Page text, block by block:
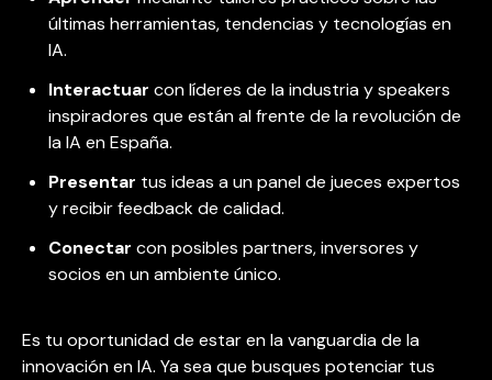
últimas herramientas, tendencias y tecnologías en
IA.
Interactuar con líderes de la industria y speakers
inspiradores que están al frente de la revolución de
la IA en España.
Presentar tus ideas a un panel de jueces expertos
y recibir feedback de calidad.
Conectar con posibles partners, inversores y
socios en un ambiente único.
Es tu oportunidad de estar en la vanguardia de la
innovación en IA. Ya sea que busques potenciar tus